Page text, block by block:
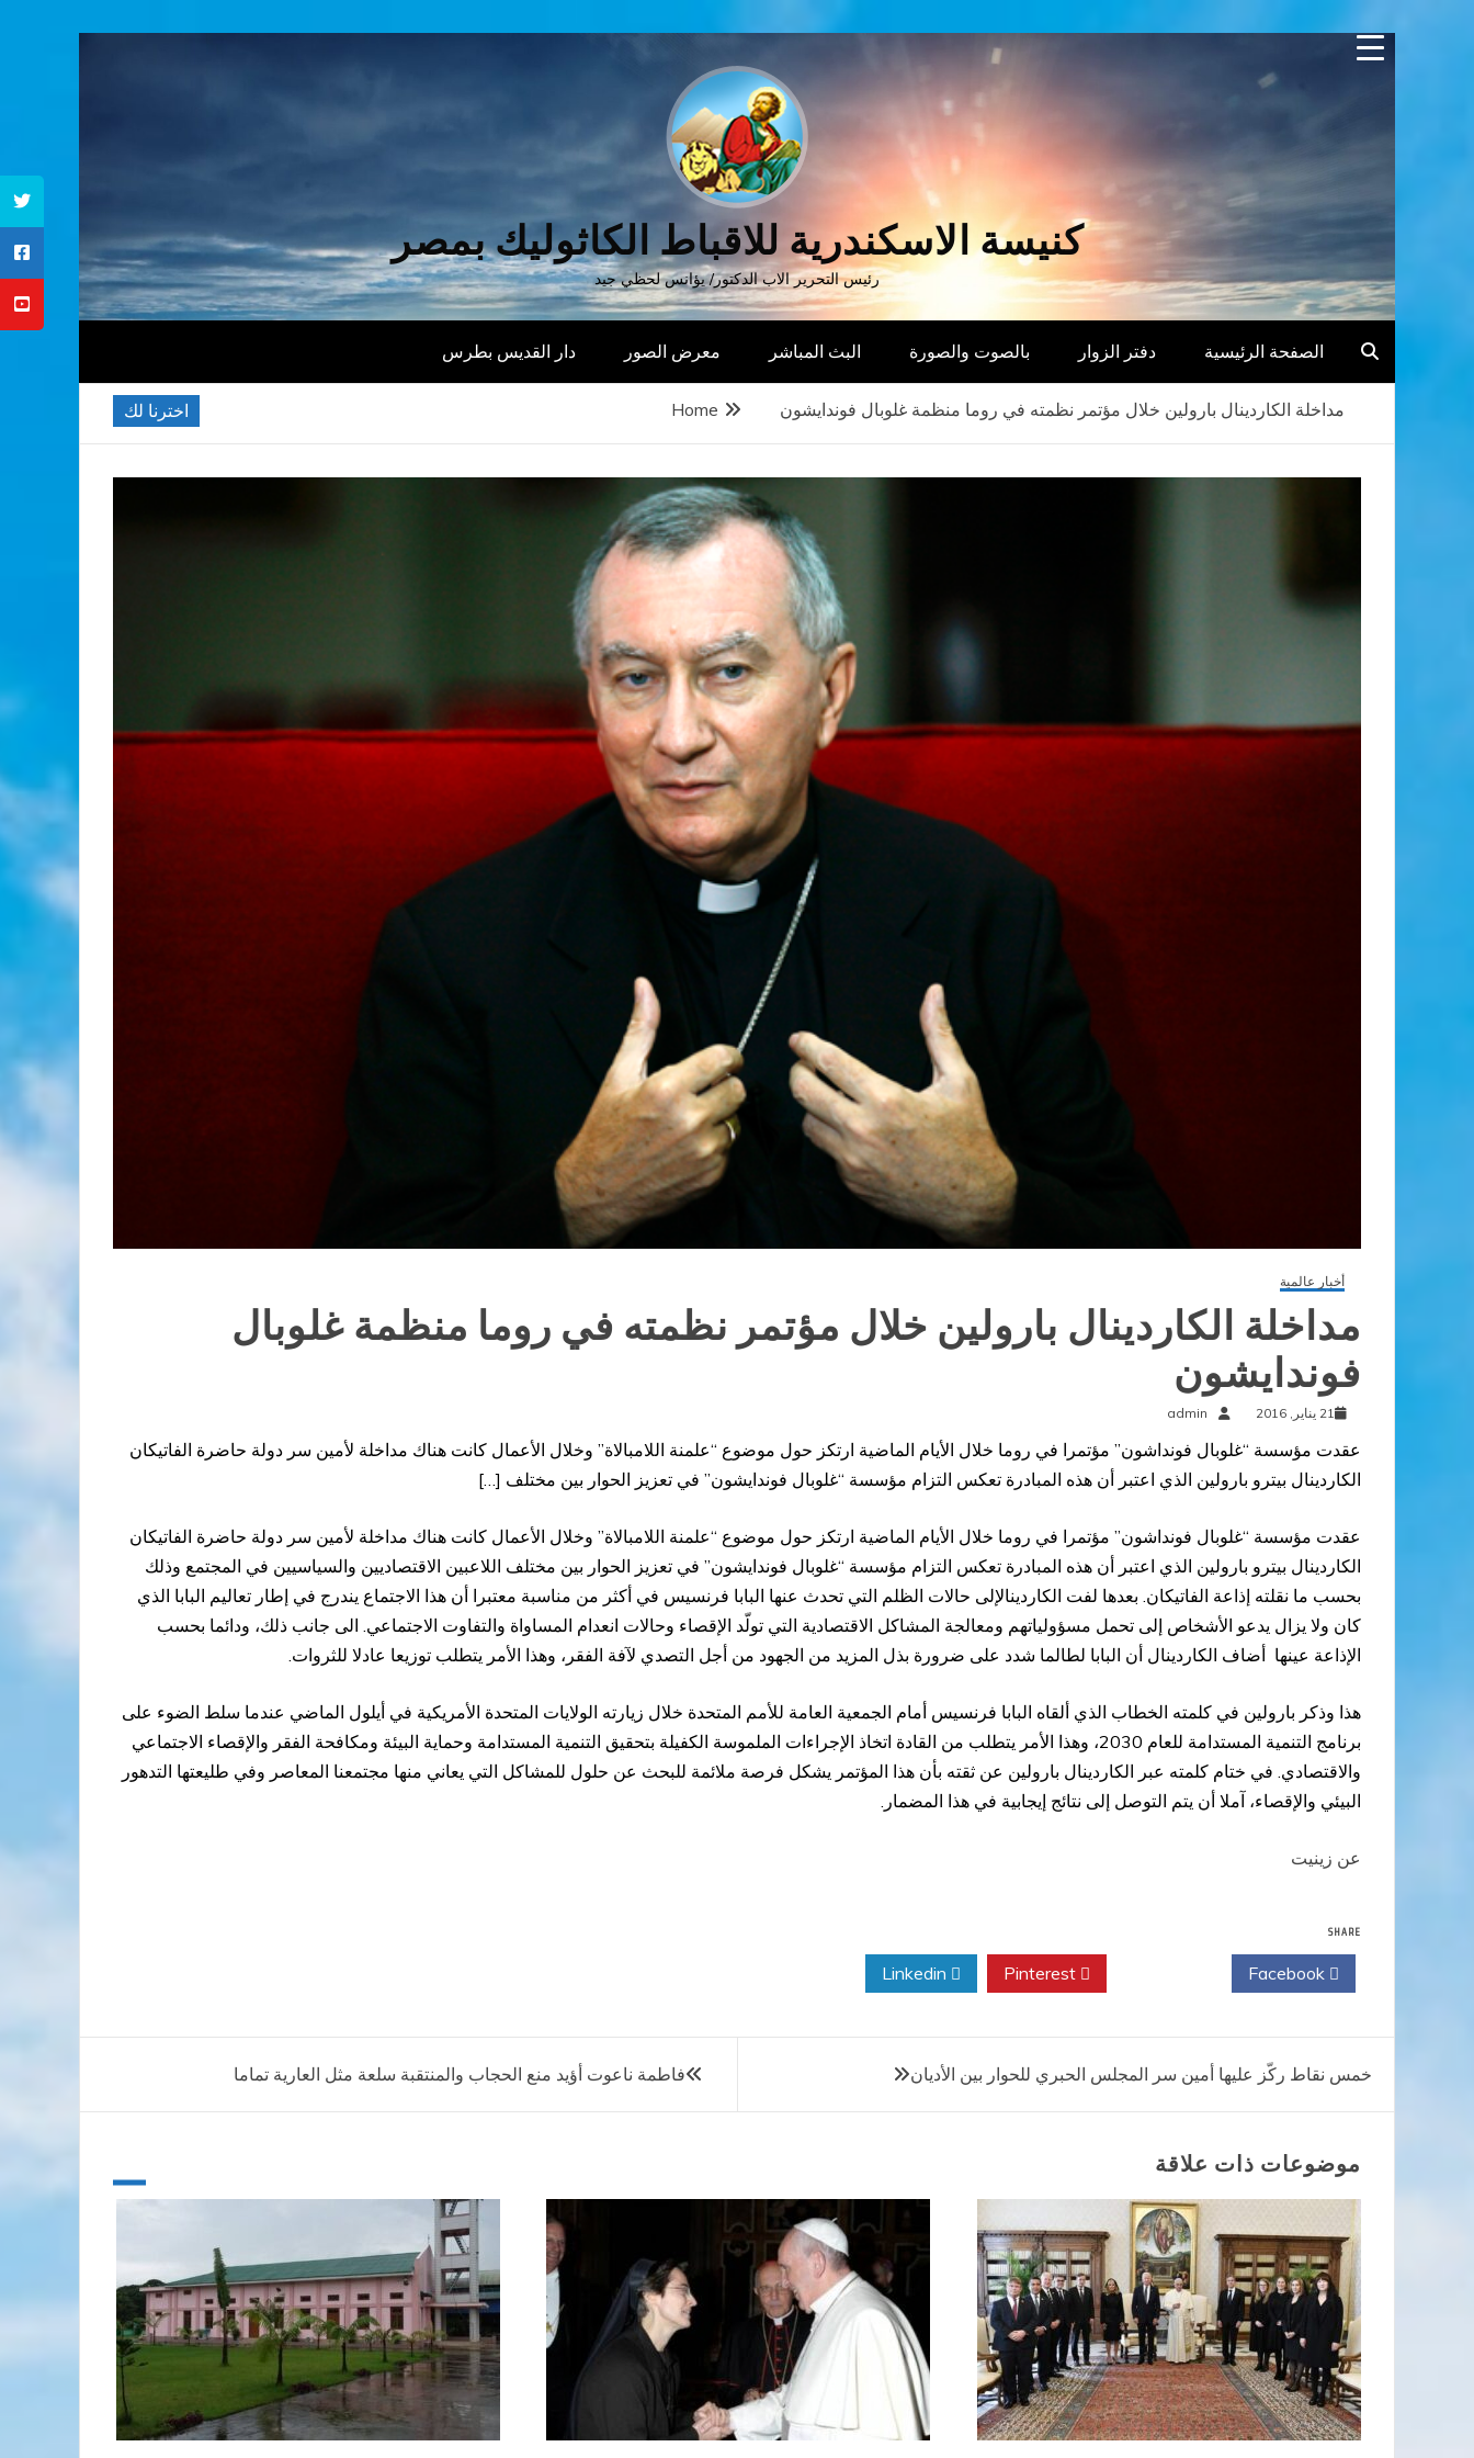
Skip
كنيسة الاسكندرية للاقباط الكاثوليك بمصر
رئيس التحرير الاب الدكتور/ يؤانس لحظي جيد
الصفحة الرئيسية دفتر الزوار بالصوت والصورة البث المباشر معرض الصور دار القديس بطرس
اخترنا لك Home مداخلة الكاردينال بارولين خلال مؤتمر نظمته في روما منظمة غلوبال فوندايشون
أخبار عالمية
مداخلة الكاردينال بارولين خلال مؤتمر نظمته في روما منظمة غلوبال
فوندايشون
21 يناير, 2016 admin
عقدت مؤسسة “غلوبال فونداشون” مؤتمرا في روما خلال الأيام الماضية ارتكز حول موضوع “علمنة اللامبالاة” وخلال الأعمال كانت هناك مداخلة لأمين سر دولة حاضرة الفاتيكان
الكاردينال بيترو بارولين الذي اعتبر أن هذه المبادرة تعكس التزام مؤسسة “غلوبال فوندايشون” في تعزيز الحوار بين مختلف […]
عقدت مؤسسة “غلوبال فونداشون” مؤتمرا في روما خلال الأيام الماضية ارتكز حول موضوع “علمنة اللامبالاة” وخلال الأعمال كانت هناك مداخلة لأمين سر دولة حاضرة الفاتيكان
الكاردينال بيترو بارولين الذي اعتبر أن هذه المبادرة تعكس التزام مؤسسة “غلوبال فوندايشون” في تعزيز الحوار بين مختلف اللاعبين الاقتصاديين والسياسيين في المجتمع وذلك
بحسب ما نقلته إذاعة الفاتيكان. بعدها لفت الكاردينالإلى حالات الظلم التي تحدث عنها البابا فرنسيس في أكثر من مناسبة معتبرا أن هذا الاجتماع يندرج في إطار تعاليم البابا الذي
كان ولا يزال يدعو الأشخاص إلى تحمل مسؤولياتهم ومعالجة المشاكل الاقتصادية التي تولّد الإقصاء وحالات انعدام المساواة والتفاوت الاجتماعي. الى جانب ذلك، ودائما بحسب
الإذاعة عينها أضاف الكاردينال أن البابا لطالما شدد على ضرورة بذل المزيد من الجهود من أجل التصدي لآفة الفقر، وهذا الأمر يتطلب توزيعا عادلا للثروات.
هذا وذكر بارولين في كلمته الخطاب الذي ألقاه البابا فرنسيس أمام الجمعية العامة للأمم المتحدة خلال زيارته الولايات المتحدة الأمريكية في أيلول الماضي عندما سلط الضوء على
برنامج التنمية المستدامة للعام 2030، وهذا الأمر يتطلب من القادة اتخاذ الإجراءات الملموسة الكفيلة بتحقيق التنمية المستدامة وحماية البيئة ومكافحة الفقر والإقصاء الاجتماعي
والاقتصادي. في ختام كلمته عبر الكاردينال بارولين عن ثقته بأن هذا المؤتمر يشكل فرصة ملائمة للبحث عن حلول للمشاكل التي يعاني منها مجتمعنا المعاصر وفي طليعتها التدهور
البيئي والإقصاء، آملا أن يتم التوصل إلى نتائج إيجابية في هذا المضمار.
عن زينيت
SHARE
تصفّح
المقالات
فاطمة ناعوت أؤيد منع الحجاب والمنتقبة سلعة مثل العارية تماما خمس نقاط ركّز عليها أمين سر المجلس الحبري للحوار بين الأديان
موضوعات ذات علاقة